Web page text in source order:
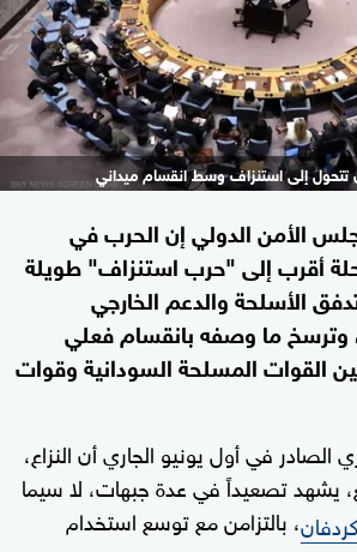
إلى استنزاف وسط انقسام ميداني
الأمن الدولي إن الحرب في
أقرب إلى "حرب استنزاف" طويلة
الأسلحة والدعم الخارجي
وترسخ ما وصفه بانقسام فعلي
القوات المسلحة السودانية وقوات
الصادر في أول يونيو الجاري أن النزاع،
يشهد تصعيداً في عدة جبهات، لا سيما
كردفان، بالتزامن مع توسع استخدام